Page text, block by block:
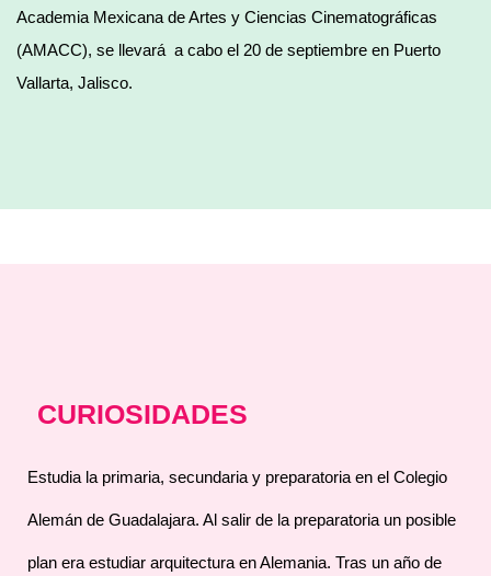
Academia Mexicana de Artes y Ciencias Cinematográficas
(AMACC), se llevará a cabo el 20 de septiembre en Puerto
Vallarta, Jalisco.
CURIOSIDADES
Estudia la primaria, secundaria y preparatoria en el Colegio
Alemán de Guadalajara. Al salir de la preparatoria un posible
plan era estudiar arquitectura en Alemania. Tras un año de